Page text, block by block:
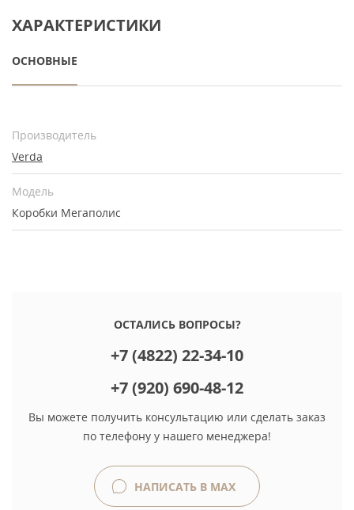
ХАРАКТЕРИСТИКИ
ОСНОВНЫЕ
Производитель
Verda
Модель
Коробки Мегаполис
ОСТАЛИСЬ ВОПРОСЫ?
+7 (4822) 22-34-10
+7 (920) 690-48-12
Вы можете получить консультацию или сделать заказ
по телефону у нашего менеджера!
НАПИСАТЬ В MAX